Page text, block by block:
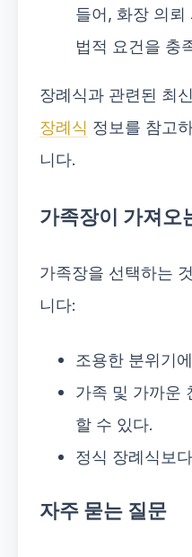
들어, 화장 의
법적 요건을 충
장례식과 관련된 최
장례식 정보를 참고
니다.
가족장이 가져오
가족장을 선택하는
니다:
조용한 분위기
가족 및 가까운
할 수 있다.
정식 장례식보
자주 묻는 질문